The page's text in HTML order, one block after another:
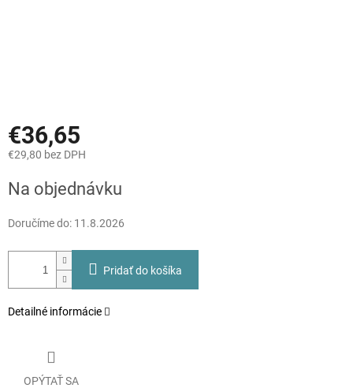
€36,65
€29,80 bez DPH
cena:
Na objednávku
Doručíme do: 11.8.2026
Pridať do košíka
Detailné informácie
OPÝTAŤ SA